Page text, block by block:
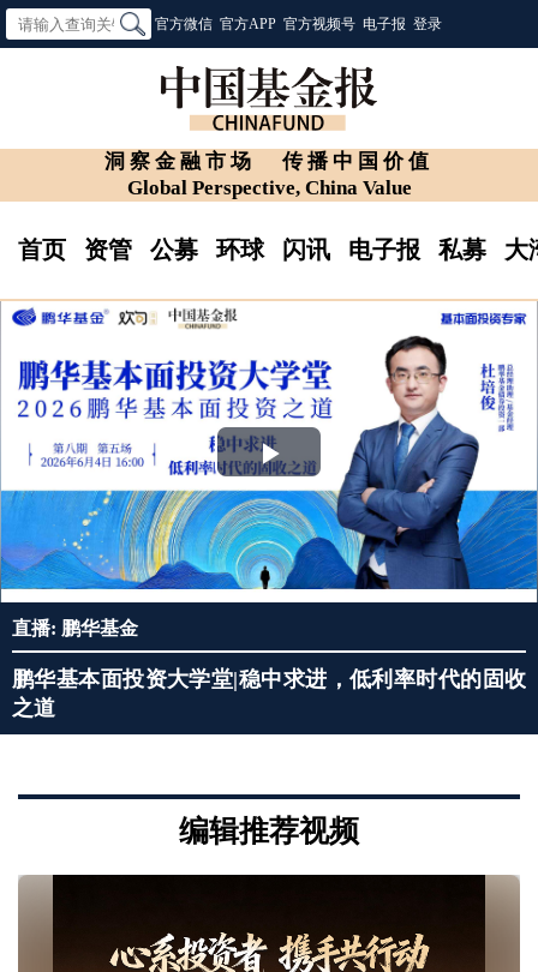
官方微信 官方APP 官方视频号 电子报 登录
洞察金融市场
传播中国价值
Global Perspective, China Value
首页 资管 公募 环球 闪讯 电子报 私募 大
Play
Video
直播: 鹏华基金
鹏华基本面投资大学堂|稳中求进，低利率时代的固收
之道
编辑推荐视频